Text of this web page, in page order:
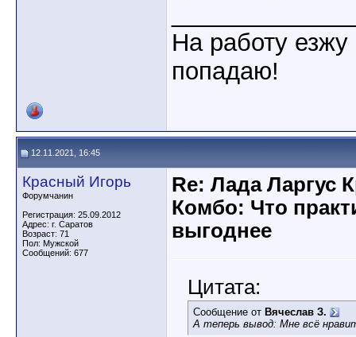
На работу
попадаю!
12.11.2021, 16:45
Красный Игорь
Форумчанин
Регистрация: 25.09.2012
Адрес: г. Саратов
Возраст: 71
Пол: Мужской
Сообщений: 677
Re: Лада Ларгус
Комбо: Что
выгоднее
Цитата:
Сообщение от Вячеслав З.
А теперь вывод: Мне всё